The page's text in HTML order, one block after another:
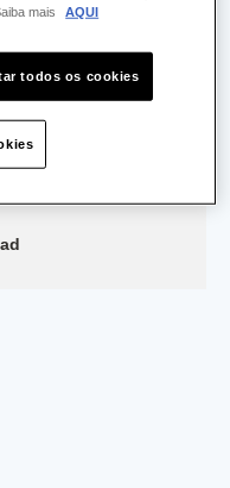
mais
AQUI
todos os cookies